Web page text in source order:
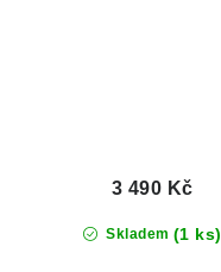
Skladem (1 ks)
3 490 Kč